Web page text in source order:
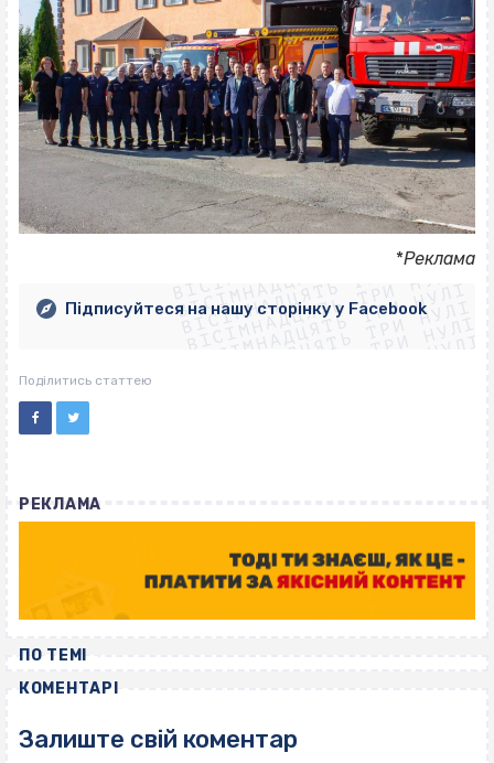
*Реклама
ВІСІМНАДЦЯТЬ ТРИ НУЛІ
ВІСІМНАДЦЯТЬ ТРИ НУЛІ
ВІСІМНАДЦЯТЬ ТРИ НУЛІ
ВІСІМНАДЦЯТЬ ТРИ НУЛІ
ВІСІМНАДЦЯТЬ ТРИ НУЛІ
ВІСІМНАДЦЯТЬ ТРИ НУЛІ
ВІСІМНАДЦЯТЬ ТРИ НУЛІ
ВІСІМНАДЦЯТЬ ТРИ НУЛІ
Підписуйтеся на нашу сторінку у Facebook
Поділитись статтею
РЕКЛАМА
ПО ТЕМІ
КОМЕНТАРІ
Залиште свій коментар